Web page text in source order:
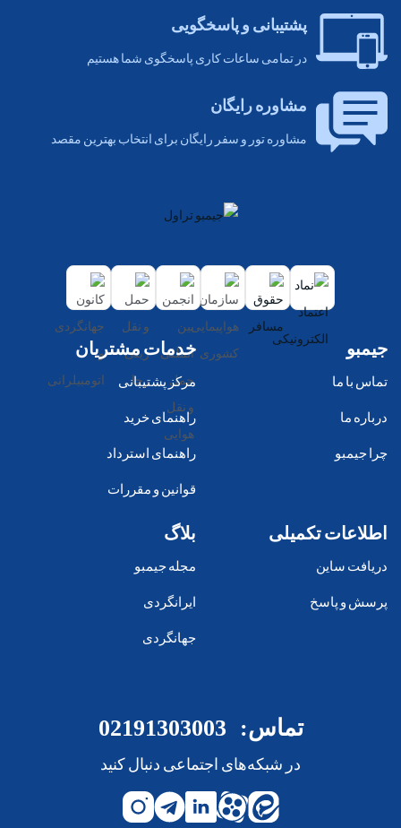
پشتیبانی و پاسخگویی
در تمامی ساعات کاری پاسخگوی شما هستیم
مشاوره رایگان
مشاوره تور و سفر رایگان برای انتخاب بهترین مقصد
جیمبو
تماس با ما
درباره ما
چرا جیمبو
خدمات مشتریان
مرکز پشتیبانی
راهنمای خرید
راهنمای استرداد
قوانین و مقررات
اطلاعات تکمیلی
دریافت ساین
پرسش و پاسخ
بلاگ
مجله جیمبو
ایرانگردی
جهانگردی
تماس: 02191303003
در شبکه‌های اجتماعی دنبال کنید